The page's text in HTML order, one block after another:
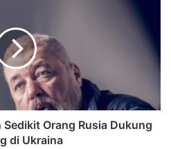
Orang Rusia Dukung
di Ukraina